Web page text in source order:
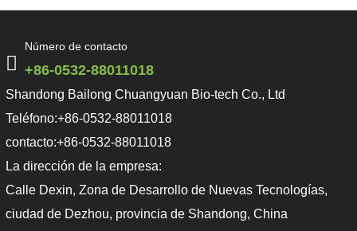
Número de contacto
+86-0532-88011018
Shandong Bailong Chuangyuan Bio-tech Co., Ltd
Teléfono:+86-0532-88011018
contacto:+86-0532-88011018
La dirección de la empresa:
Calle Dexin, Zona de Desarrollo de Nuevas Tecnologías,
ciudad de Dezhou, provincia de Shandong, China